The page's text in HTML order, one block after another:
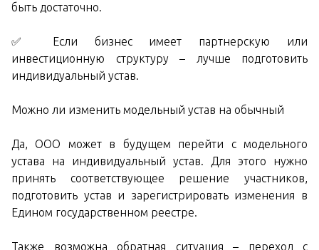
быть достаточно.
✅ Если бизнес имеет партнерскую или
инвестиционную структуру – лучше подготовить
индивидуальный устав.
Можно ли изменить модельный устав на обычный
Да, ООО может в будущем перейти с модельного
устава на индивидуальный устав. Для этого нужно
принять соответствующее решение участников,
подготовить устав и зарегистрировать изменения в
Едином государственном реестре.
Также возможна обратная ситуация – переход с